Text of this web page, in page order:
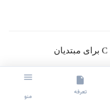
تعرفه
منو